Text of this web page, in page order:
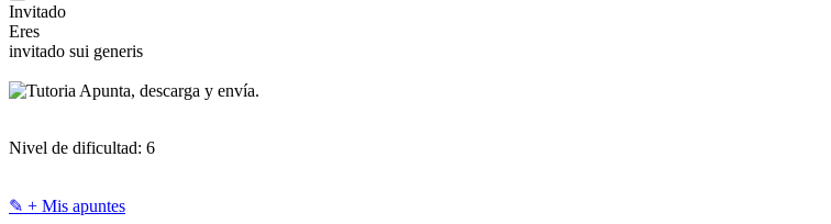
Invitado
Eres
invitado sui generis
Apunta, descarga y envía.
Nivel de dificultad: 6
✎ + Mis apuntes